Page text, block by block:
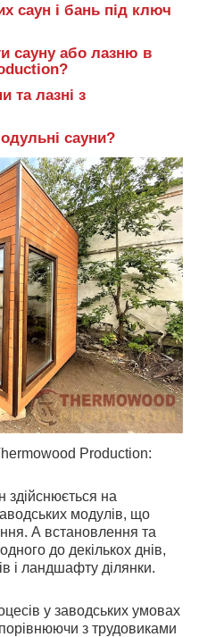
саун і бань під ключ
сауну або лазню в
та лазні з
сауни?
Production:
здійснюється на
модулів, що
А встановлення та
до декількох днів,
і ландшафту ділянки.
у заводських умовах
з трудовиками